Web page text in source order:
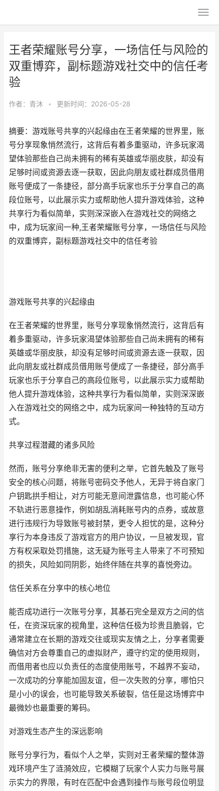
王者荣耀账号分享，一场信任与风险的
双重博弈，副标题游戏社交中的信任考
验
作者： 青沐 • 更新时间：2026-05-28
摘要：游戏账号共享的兴起缘由在王者荣耀的世界里，账
号分享现象悄然流行，这背后有着多重驱动，许多玩家渴
望体验那些自己尚未拥有的稀有英雄或华丽皮肤，却没有
足够时间或资源去逐一获取，因此向朋友或社群成员借用
账号便成了一条捷径，部分高手玩家也乐于分享自己的高
段位账号，以此展示实力或帮助他人提升游戏体验，这种
共享行为看似简单，实则深深嵌入在游戏社交的网络之
中，成为玩家间一种,王者荣耀账号分享，一场信任与风险
的双重博弈，副标题游戏社交中的信任考验
游戏账号共享的兴起缘由
在王者荣耀的世界里，账号分享现象悄然流行，这背后有
着多重驱动，许多玩家渴望体验那些自己尚未拥有的稀有
英雄或华丽皮肤，却没有足够时间或资源去逐一获取，因
此向朋友或社群成员借用账号便成了一条捷径，部分高手
玩家也乐于分享自己的高段位账号，以此展示实力或帮助
他人提升游戏体验，这种共享行为看似简单，实则深深嵌
入在游戏社交的网络之中，成为玩家间一种独特的互动方
式。
共享过程潜藏的诸多风险
然而，账号分享绝非无害的便利之举，它首先触及了账号
安全的核心问题，将账号密码交予他人，无异于将自家门
户钥匙拱手相让，对方可能无意间泄露信息，也可能心怀
不轨进行恶意操作，例如胡乱消耗账号内的点券，或故意
进行违规行为导致账号被封禁，更令人担忧的是，这种分
享行为本身违反了游戏官方的用户协议，一旦被发现，官
方有权采取处罚措施，这无疑为账号主人带来了不可预知
的损失，风险如同阴影，始终伴随在共享的喜悦旁边。
信任关系在分享中的核心地位
能否成功进行一次账号分享，其基石完全是双方之间的信
任，在资深玩家的视角里，这种信任极为珍贵且脆弱，它
通常建立在长期的游戏交往或现实友情之上，分享者需要
确信对方会尊重自己的虚拟财产，遵守约定的使用规则，
而借用者也应以负责任的态度使用账号，不越界不妄动，
一次成功的分享能加固友谊，但一次失败的分享，哪怕只
是小小的误会，也可能导致关系破裂，信任是这场博弈中
最微妙也最重要的筹码。
对游戏生态产生的深远影响
账号分享行为，看似个人之举，实则对王者荣耀的整体游
戏环境产生了涟漪效应，它模糊了玩家个人实力与账号展
示实力的界限，有时在匹配中会遇到操作与账号段位明显